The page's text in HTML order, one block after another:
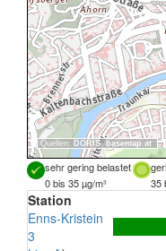
Quellen: DORIS, basemap.at
sehr gering belastet
0 bis 35 µg/m³
35
Station
Enns-Kristein
3